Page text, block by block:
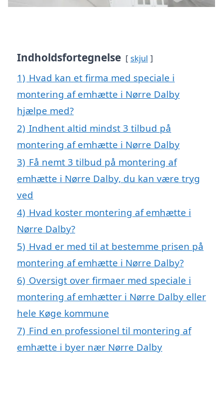
Indholdsfortegnelse skjul
1) Hvad kan et firma med speciale i
montering af emhætte i Nørre Dalby
hjælpe med?
2) Indhent altid mindst 3 tilbud på
montering af emhætte i Nørre Dalby
3) Få nemt 3 tilbud på montering af
emhætte i Nørre Dalby, du kan være tryg
ved
4) Hvad koster montering af emhætte i
Nørre Dalby?
5) Hvad er med til at bestemme prisen på
montering af emhætte i Nørre Dalby?
6) Oversigt over firmaer med speciale i
montering af emhætter i Nørre Dalby eller
hele Køge kommune
7) Find en professionel til montering af
emhætte i byer nær Nørre Dalby